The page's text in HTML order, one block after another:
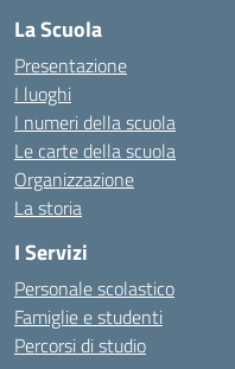
La Scuola
Presentazione
I luoghi
I numeri della scuola
Le carte della scuola
Organizzazione
La storia
I Servizi
Personale scolastico
Famiglie e studenti
Percorsi di studio